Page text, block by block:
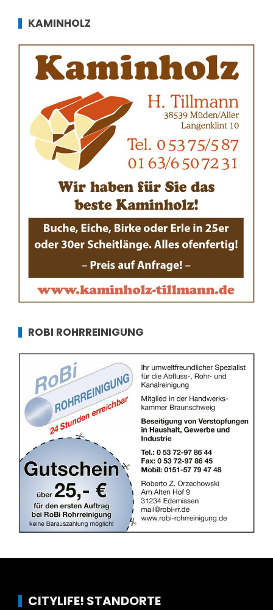
KAMINHOLZ
ROBI ROHRREINIGUNG
CITYLIFE! STANDORTE